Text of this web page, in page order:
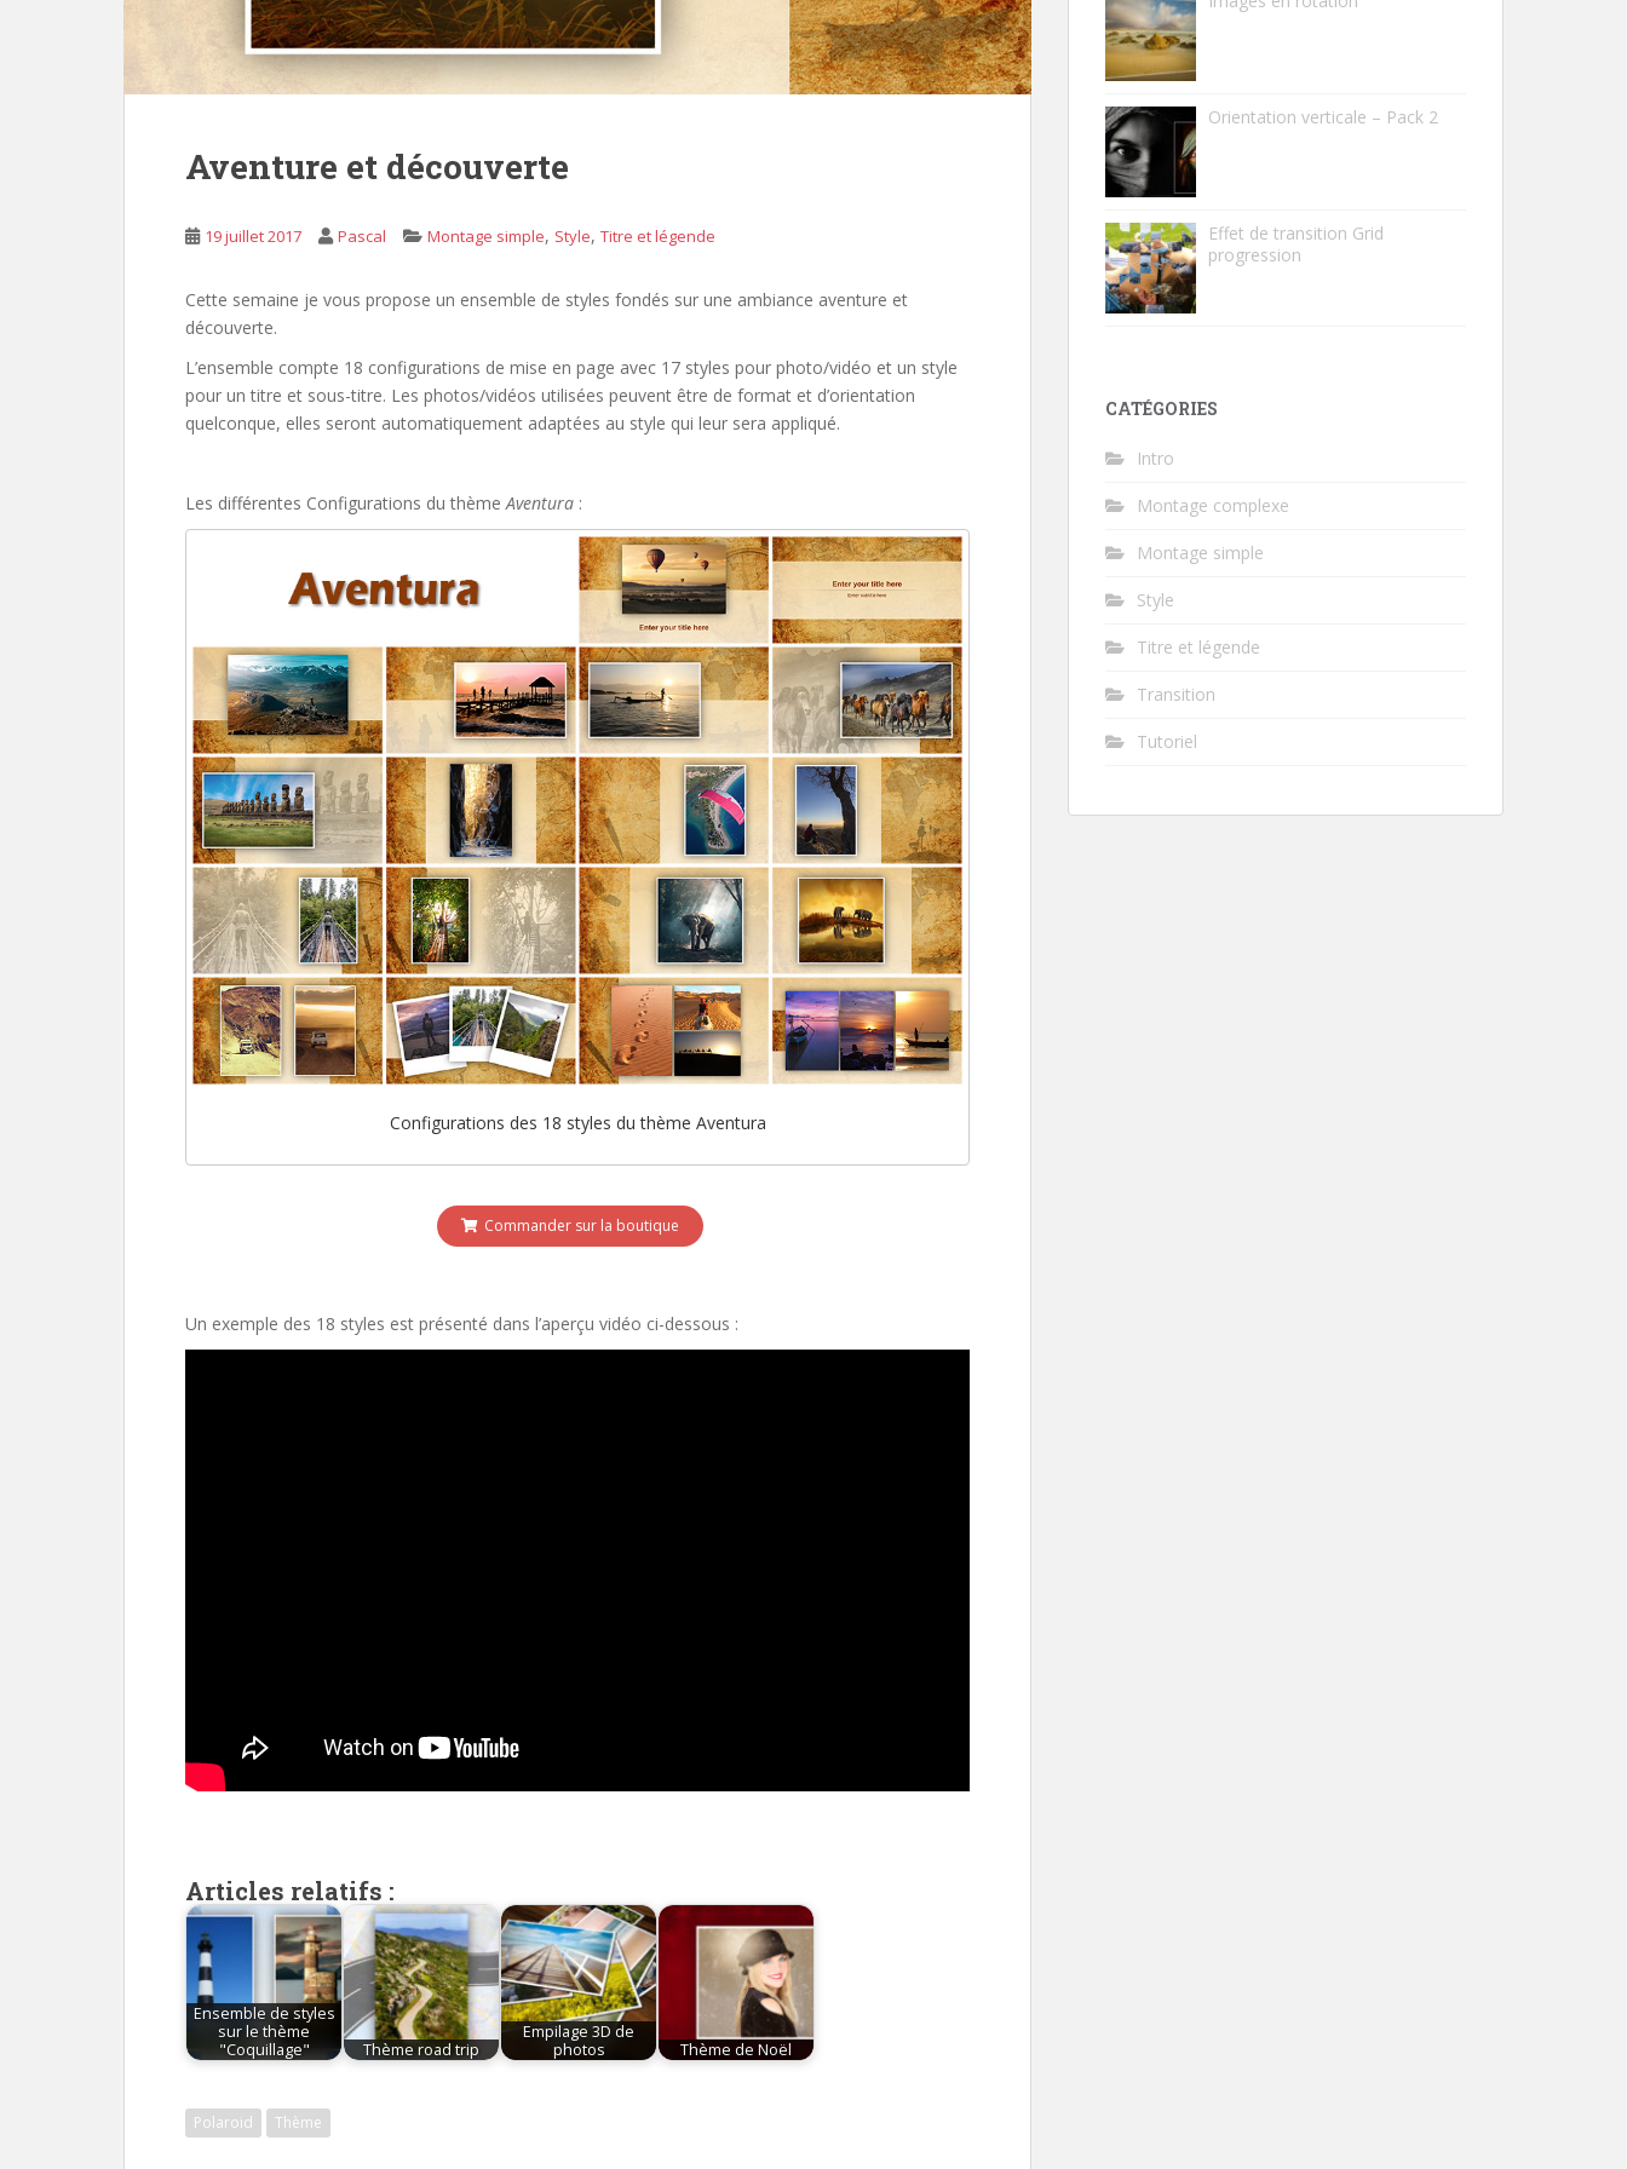
Aventure et découverte
19 juillet 2017 Pascal Montage simple, Style, Titre et légende
Cette semaine je vous propose un ensemble de styles fondés sur une ambiance aventure et
découverte.
L’ensemble compte 18 configurations de mise en page avec 17 styles pour photo/vidéo et un style
pour un titre et sous-titre. Les photos/vidéos utilisées peuvent être de format et d’orientation
quelconque, elles seront automatiquement adaptées au style qui leur sera appliqué.
Les différentes Configurations du thèmeAventura :
Configurations des 18 styles du thème Aventura
Commander sur la boutique
Un exemple des 18 styles est présenté dans l’aperçu vidéo ci-dessous :
Articles relatifs :
Ensemble de styles
sur le thème
"Coquillage"
Thème road trip
Empilage 3D de
photos
Thème de Noël
Polaroid Thème
Orientation verticale – Pack 2
Effet de transition Grid
progression
CATÉGORIES
Intro
Montage complexe
Montage simple
Style
Titre et légende
Transition
Tutoriel